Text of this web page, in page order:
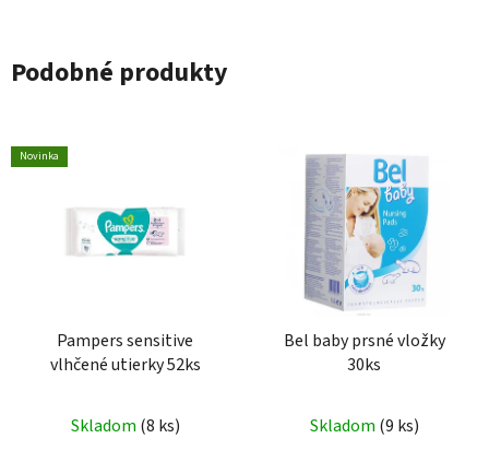
Podobné produkty
Novinka
Pampers sensitive
vlhčené utierky 52ks
Skladom (8 ks)
Bel baby prsné vložky
30ks
Skladom (9 ks)